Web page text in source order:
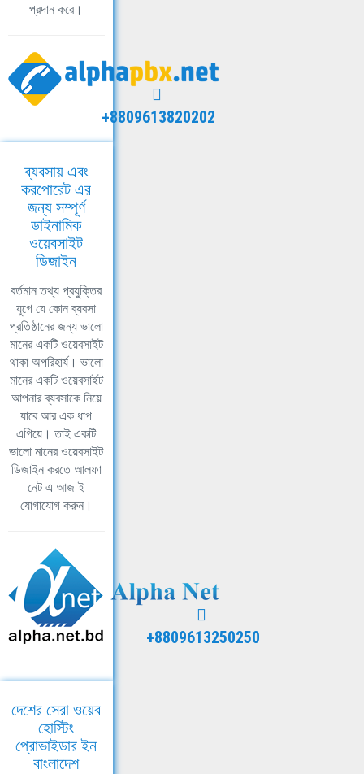
প্রদান করে।
+8809613820202
ব্যবসায় এবং
করপোরেট এর
জন্য সম্পূর্ণ
ডাইনামিক
ওয়েবসাইট
ডিজাইন
বর্তমান তথ্য প্রযুক্তির
যুগে যে কোন ব্যবসা
প্রতিষ্ঠানের জন্য ভালো
মানের একটি ওয়েবসাইট
থাকা অপরিহার্য। ভালো
মানের একটি ওয়েবসাইট
আপনার ব্যবসাকে নিয়ে
যাবে আর এক ধাপ
এগিয়ে। তাই একটি
ভালো মানের ওয়েবসাইট
ডিজাইন করতে আলফা
নেট এ আজ ই
যোগাযোগ করুন।
+8809613250250
দেশের সেরা ওয়েব
হোস্টিং
প্রোভাইডার ইন
বাংলাদেশ